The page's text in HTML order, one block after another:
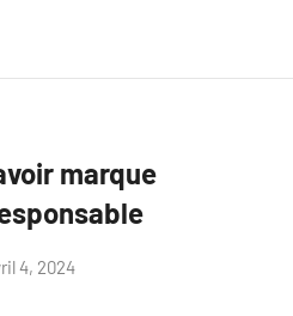
marque
4, 2024